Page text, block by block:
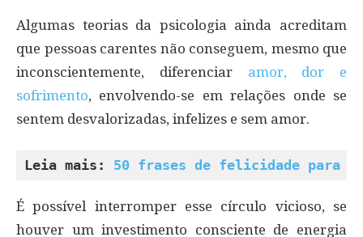
Algumas teorias da psicologia ainda acreditam
que pessoas carentes não conseguem, mesmo que
inconscientemente, diferenciar amor, dor e
sofrimento, envolvendo-se em relações onde se
sentem desvalorizadas, infelizes e sem amor.
Leia mais: 50 frases de felicidade para
É possível interromper esse círculo vicioso, se
houver um investimento consciente de energia